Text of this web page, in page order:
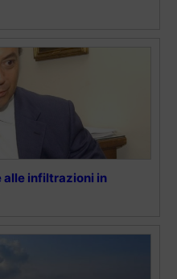
alle infiltrazioni in